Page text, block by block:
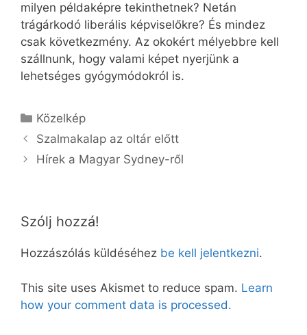
milyen példaképre tekinthetnek? Netán
trágárkodó liberális képviselőkre? És mindez
csak következmény. Az okokért mélyebbre kell
szállnunk, hogy valami képet nyerjünk a
lehetséges gyógymódokról is.
Kategória
Közelkép
Szalmakalap az oltár előtt
Hírek a Magyar Sydney-ről
Szólj hozzá!
Hozzászólás küldéséhez be kell jelentkezni.
This site uses Akismet to reduce spam. Learn
how your comment data is processed.